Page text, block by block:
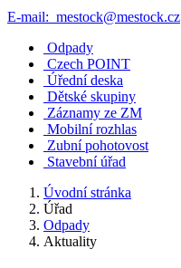
E-mail: mestock@mestock.cz
Odpady
Czech POINT
Úřední deska
Dětské skupiny
Záznamy ze ZM
Mobilní rozhlas
Zubní pohotovost
Stavební úřad
Úvodní stránka
Úřad
Odpady
Aktuality